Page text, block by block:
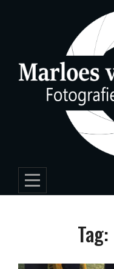
Tag: